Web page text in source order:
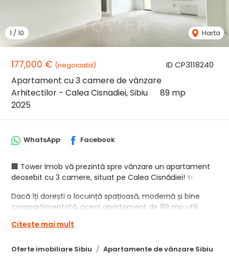
ID CP3118240
177,000 € (negociabil)
Apartament cu 3 camere de vânzare
Arhitectilor - Calea Cisnadiei, Sibiu
89 mp
2025
1 / 10 Harta
Oferte imobiliare Sibiu Apartamente de vânzare Sibiu
WhatsApp Facebook
🏢 Tower Imob vă prezintă spre vânzare un apartament
deosebit cu 3 camere, situat pe Calea Cisnădiei! ✨
Dacă îți dorești o locuință spațioasă, modernă și bine
compartimentată, acest apartament de 89 mp utili
de compartimentarea inteligentă și de suprafețele
Citește mai mult